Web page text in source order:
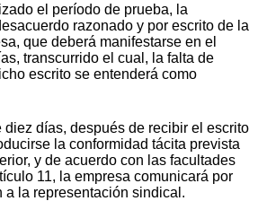
el período de prueba, la
razonado y por escrito de la
que deberá manifestarse en el
transcurrido el cual, la falta de
escrito se entenderá como
días, después de recibir el escrito
la conformidad tácita prevista
y de acuerdo con las facultades
11, la empresa comunicará por
a la representación sindical.